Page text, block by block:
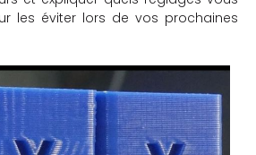
les éviter lors de vos prochaines